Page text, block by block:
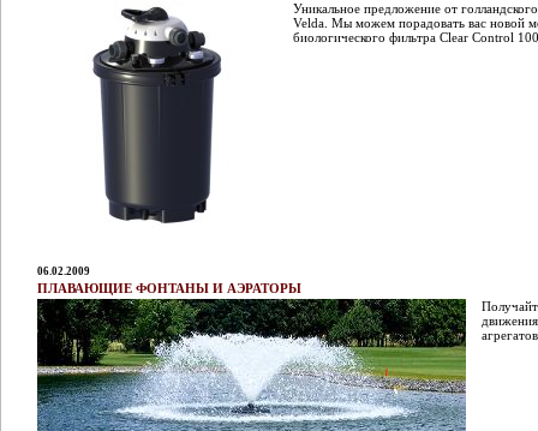
Уникальное предложение от
Velda. Мы можем порадовать вас новой
биологического фильтра Clear Control
06.02.2009
ПЛАВАЮЩИЕ ФОНТАНЫ И АЭРАТОРЫ